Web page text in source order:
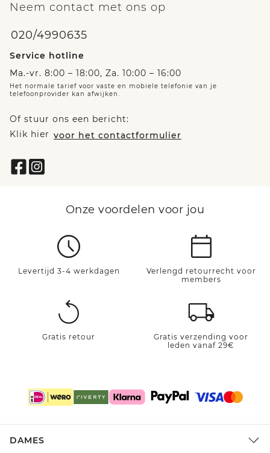
Neem contact met ons op
020/4990635
Service hotline
Ma.-vr. 8:00 – 18:00, Za. 10:00 – 16:00
Het normale tarief voor vaste en mobiele telefonie van je
telefoonprovider kan afwijken.
Of stuur ons een bericht:
Klik hier voor het contactformulier
Onze voordelen voor jou
Levertijd 3-4 werkdagen
Verlengd retourrecht voor
members
Gratis retour
Gratis verzending voor
leden vanaf 29€
DAMES